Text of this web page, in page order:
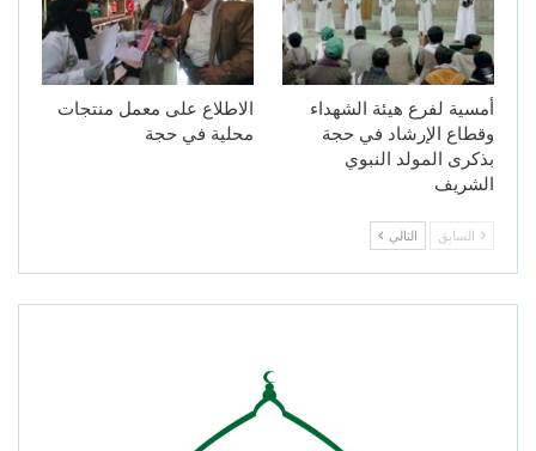
أمسية لفرع هيئة الشهداء
وقطاع الإرشاد في حجة
بذكرى المولد النبوي
الشريف
الاطلاع على معمل منتجات
محلية في حجة
السابق التالي